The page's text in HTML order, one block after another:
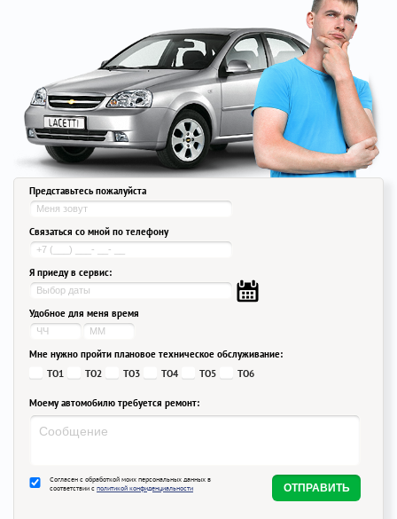
Представьтесь пожалуйста
Связаться со мной по телефону
Я приеду в сервис:
Удобное для меня время
Мне нужно пройти плановое техническое обслуживание:
ТО1
ТО2 ТО3 ТО4 ТО5 ТО6
Моему автомобилю требуется ремонт:
Согласен с обработкой моих персональных данных в
соответствии с политикой конфиденциальности